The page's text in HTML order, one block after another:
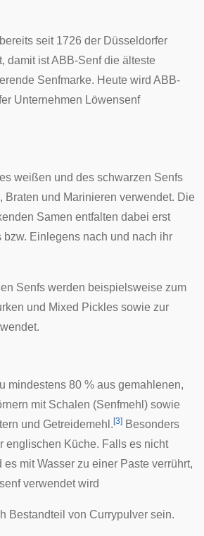
seit 1726 der Düsseldorfer
damit ist ABB-Senf die älteste
Senfmarke. Heute wird ABB-
Unternehmen Löwensenf
weißen und des schwarzen Senfs
Braten und Marinieren verwendet. Die
Samen entfalten dabei erst
bzw. Einlegens nach und nach ihr
Senfs werden beispielsweise zum
und Mixed Pickles sowie zur
mindestens 80 % aus gemahlenen,
mit Schalen (Senfmehl) sowie
und Getreidemehl. [3] Besonders
englischen Küche. Falls es nicht
mit Wasser zu einer Paste verrührt,
verwendet wird
Bestandteil von Currypulver sein.